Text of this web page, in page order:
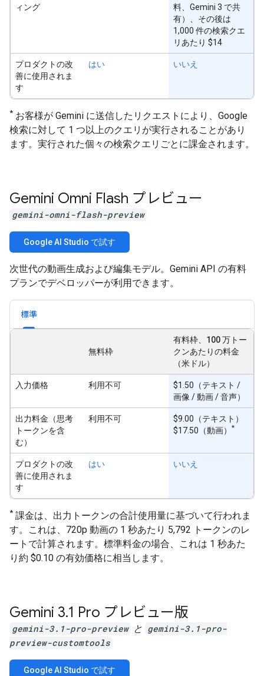
ィング
料、Gemini 3 で共
有）、その後は
1,000 件の検索クエ
リあたり $14
プロダクトの改
善に使用されま
す
はい いいえ
* お客様が Gemini に送信したリクエストにより、Google
検索に対して 1 つ以上のクエリが実行されることがあり
ます。実行された個々の検索クエリごとに課金されます。
Gemini Omni Flash プレビュー
gemini-omni-flash-preview
Google AI Studio で試す
次世代の動画生成および編集モデル。Gemini API の有料
プランでデベロッパーが利用できます。
標準
無料枠
有料枠、100 万トー
クンあたりの料金
（米ドル）
入力価格 利用不可
$1.50（テキスト /
画像 / 動画 / 音声）
出力料金（思考
トークンを含
む）
利用不可
$9.00（テキスト）
$17.50（動画） *
プロダクトの改
善に使用されま
す
はい いいえ
* 課金は、出力トークンの合計使用量に基づいて行われま
す。これは、720p 動画の 1 秒あたり 5,792 トークンのレ
ートで計算されます。標準料金の場合、これは 1 秒あた
り約 $0.10 の有効価格に相当します。
Gemini 3.1 Pro プレビュー版
gemini-3.1-pro-preview と gemini-3.1-pro-
preview-customtools
Google AI Studio で試す